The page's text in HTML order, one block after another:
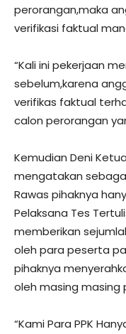
perorangan,maka
verifikasi faktual
“Kali ini pekerjaan
sebelum,karena
verifikas faktual
calon perorangan
Kemudian Deni
mengatakan
Rawas pihaknya
Pelaksana Tes
memberikan
oleh para peserta
pihaknya
oleh masing masing
“Kami Para PPK